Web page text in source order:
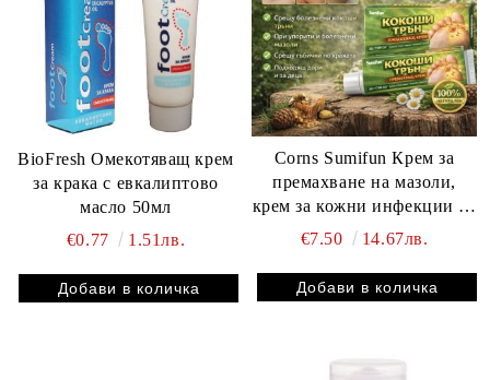
BioFresh Омекотяващ крем
за крака с евкалиптово
масло 50мл
€0.77
1.51лв.
Corns Sumifun Крем за
премахване на мазоли,
крем за кожни инфекции от
мазоли, мехлем за лечение
инструмент за премахване
на мъртва кожа, здравни
€7.50 14.67лв.